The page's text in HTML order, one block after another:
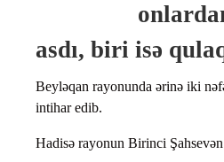
asdı, biri isə
Beyləqan rayonunda ərinə iki
intihar edib.
Hadisə rayonun Birinci